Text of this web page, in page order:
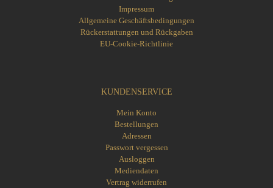
Impressum
Allgemeine Geschäftsbedingungen
Rückerstattungen und Rückgaben
EU-Cookie-Richtlinie
KUNDENSERVICE
Mein Konto
Bestellungen
Adressen
Passwort vergessen
Ausloggen
Mediendaten
Vertrag widerrufen